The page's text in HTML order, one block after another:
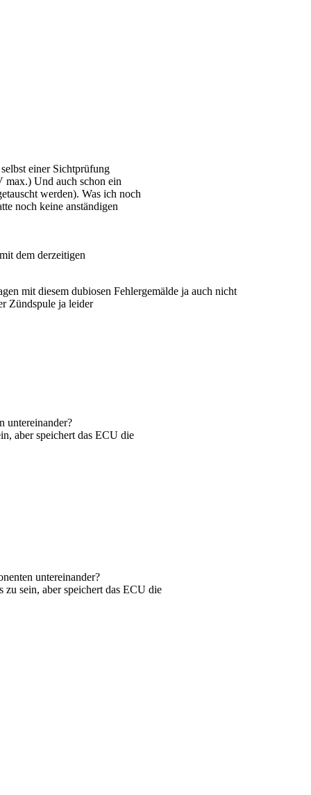
einer Sichtprüfung
max.) Und auch schon ein
werden). Was ich noch
noch keine anständigen
dem derzeitigen
mit diesem dubiosen Fehlergemälde ja auch nicht
Zündspule ja leider
untereinander?
aber speichert das ECU die
untereinander?
zu sein, aber speichert das ECU die